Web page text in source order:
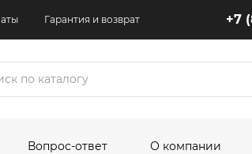
Гарантия и возврат +7
Вопрос-ответ О компании